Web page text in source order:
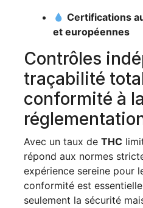
Certifications
et européennes
Contrôles
traçabilité
conformité à la
Avec un taux de THC
répond aux normes
expérience sereine pour
conformité est
seulement la sécurité